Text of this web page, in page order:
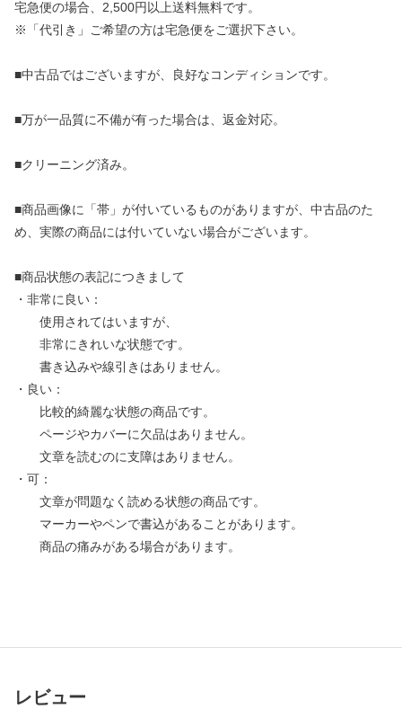
宅急便の場合、2,500円以上送料無料です。
※「代引き」ご希望の方は宅急便をご選択下さい。
■中古品ではございますが、良好なコンディションです。
■万が一品質に不備が有った場合は、返金対応。
■クリーニング済み。
■商品画像に「帯」が付いているものがありますが、中古品のた
め、実際の商品には付いていない場合がございます。
■商品状態の表記につきまして
・非常に良い：
使用されてはいますが、
非常にきれいな状態です。
書き込みや線引きはありません。
・良い：
比較的綺麗な状態の商品です。
ページやカバーに欠品はありません。
文章を読むのに支障はありません。
・可：
文章が問題なく読める状態の商品です。
マーカーやペンで書込があることがあります。
商品の痛みがある場合があります。
レビュー